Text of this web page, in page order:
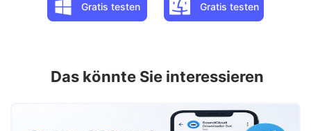
Gratis testen Gratis testen
Das könnte Sie interessieren